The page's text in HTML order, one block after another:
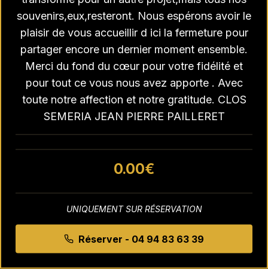
Did you forget to add the page to the router?
souvenirs,eux,resteront. Nous espérons avoir le
plaisir de vous accueillir d ici la fermeture pour
partager encore un dernier moment ensemble.
Merci du fond du cœur pour votre fidélité et
pour tout ce vous nous avez apporte . Avec
toute notre affection et notre gratitude. CLOS
SEMERIA JEAN PIERRE PAILLERET
0.00€
UNIQUEMENT SUR RÉSERVATION
Réserver - 04 94 83 63 39